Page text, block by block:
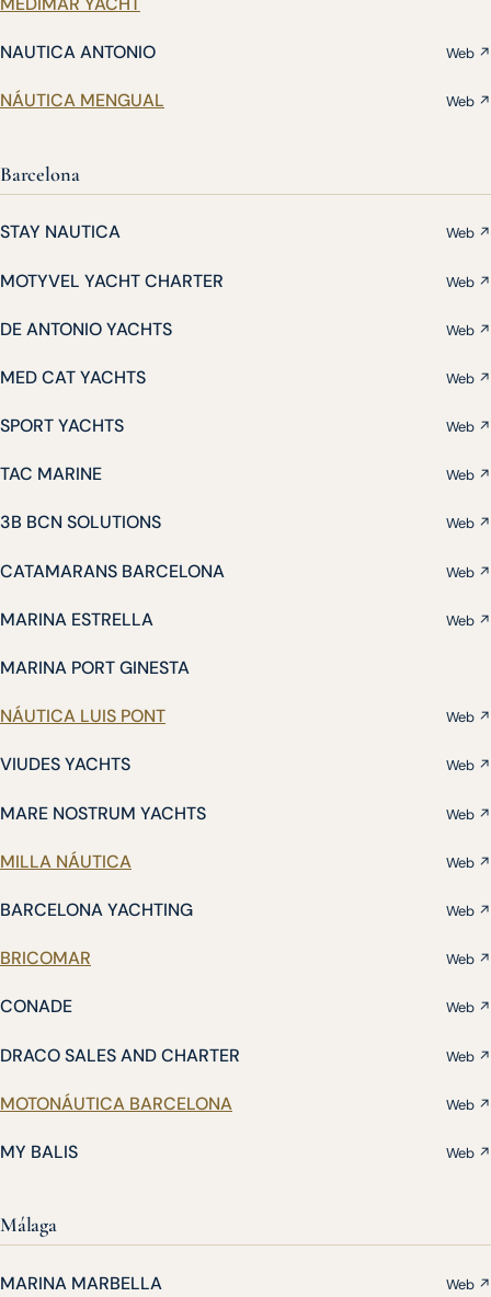
NAUTICA ANTONIO Web ↗
NÁUTICA MENGUAL Web ↗
Barcelona
STAY NAUTICA Web ↗
MOTYVEL YACHT CHARTER Web ↗
DE ANTONIO YACHTS Web ↗
MED CAT YACHTS Web ↗
SPORT YACHTS Web ↗
TAC MARINE Web ↗
3B BCN SOLUTIONS Web ↗
CATAMARANS BARCELONA Web ↗
MARINA ESTRELLA Web ↗
MARINA PORT GINESTA
NÁUTICA LUIS PONT Web ↗
VIUDES YACHTS Web ↗
MARE NOSTRUM YACHTS Web ↗
MILLA NÁUTICA Web ↗
BARCELONA YACHTING Web ↗
BRICOMAR Web ↗
CONADE Web ↗
DRACO SALES AND CHARTER Web ↗
MOTONÁUTICA BARCELONA Web ↗
MY BALIS Web ↗
Málaga
MARINA MARBELLA Web ↗